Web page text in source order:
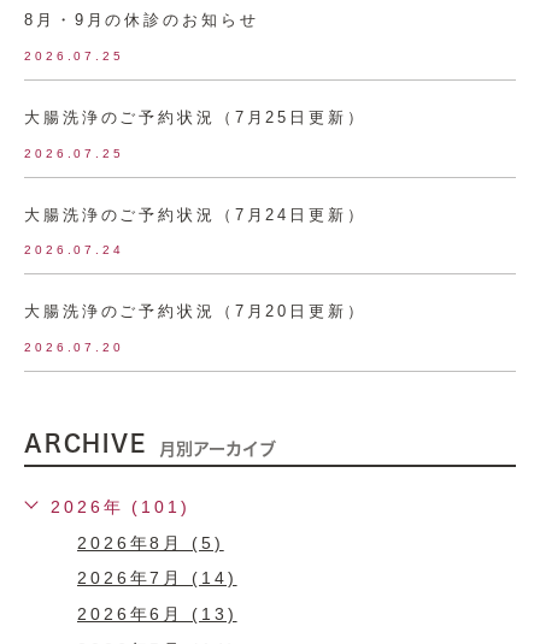
8月・9月の休診のお知らせ
2026.07.25
大腸洗浄のご予約状況（7月25日更新）
2026.07.25
大腸洗浄のご予約状況（7月24日更新）
2026.07.24
大腸洗浄のご予約状況（7月20日更新）
2026.07.20
ARCHIVE 月別アーカイブ
2026年 (101)
2026年8月 (5)
2026年7月 (14)
2026年6月 (13)